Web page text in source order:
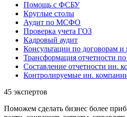
Помощь с ФСБУ
Круглые столы
Аудит по МСФО
Проверка учета ГОЗ
Кадровый аудит
Консультации по договорам
Трансформация отчетности
Составление отчетности ин.
Контролируемые ин.
45 экспертов
Поможем сделать бизнес более